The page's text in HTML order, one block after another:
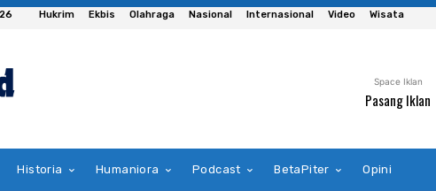
Hukrim Ekbis Olahraga Nasional Internasional Video Wisata
Space Iklan
Pasang Iklan
Historia Humaniora Podcast BetaPiter Opini